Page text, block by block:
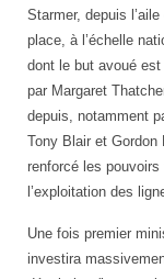
Starmer, depuis
place, à l’échelle
dont le but avoué
par Margaret
depuis, notamment
Tony Blair et
renforcé les
l’exploitation des
Une fois premier
investira